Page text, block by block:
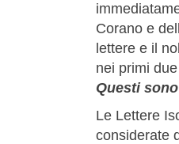
Corano e
lettere e il
nei primi
Questi
Le Lettere
considerate